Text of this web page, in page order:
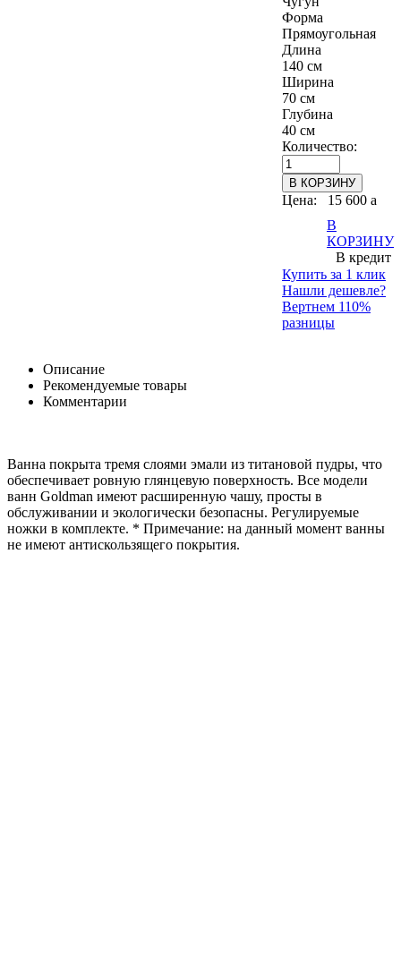
Форма
Прямоугольная
Длина
140 см
Ширина
70 см
Глубина
40 см
Количество:
Цена: 15 600 a
В
КОРЗИНУ
В кредит
Купить за 1 клик
Нашли дешевле?
Вертнем 110%
разницы
Описание
Рекомендуемые товары
Комментарии
Ванна покрыта тремя слоями эмали из титановой пудры, что
обеспечивает ровную глянцевую поверхность. Все модели
ванн Goldman имеют расширенную чашу, просты в
обслуживании и экологически безопасны. Регулируемые
ножки в комплекте. * Примечание: на данный момент ванны
не имеют антискользящего покрытия.